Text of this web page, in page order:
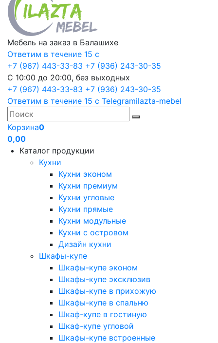
Мебель на заказ в Балашихе
Ответим в течение 15 с
+7 (967) 443-33-83 +7 (936) 243-30-35
С 10:00 до 20:00, без выходных
+7 (967) 443-33-83 +7 (936) 243-30-35
Ответим в течение 15 с Telegramilazta-mebel
Корзина0
0,00
Каталог продукции
Кухни
Кухни эконом
Кухни премиум
Кухни угловые
Кухни прямые
Кухни модульные
Кухни с островом
Дизайн кухни
Шкафы-купе
Шкафы-купе эконом
Шкафы-купе эксклюзив
Шкафы-купе в прихожую
Шкафы-купе в спальню
Шкаф-купе в гостиную
Шкаф-купе угловой
Шкафы-купе встроенные